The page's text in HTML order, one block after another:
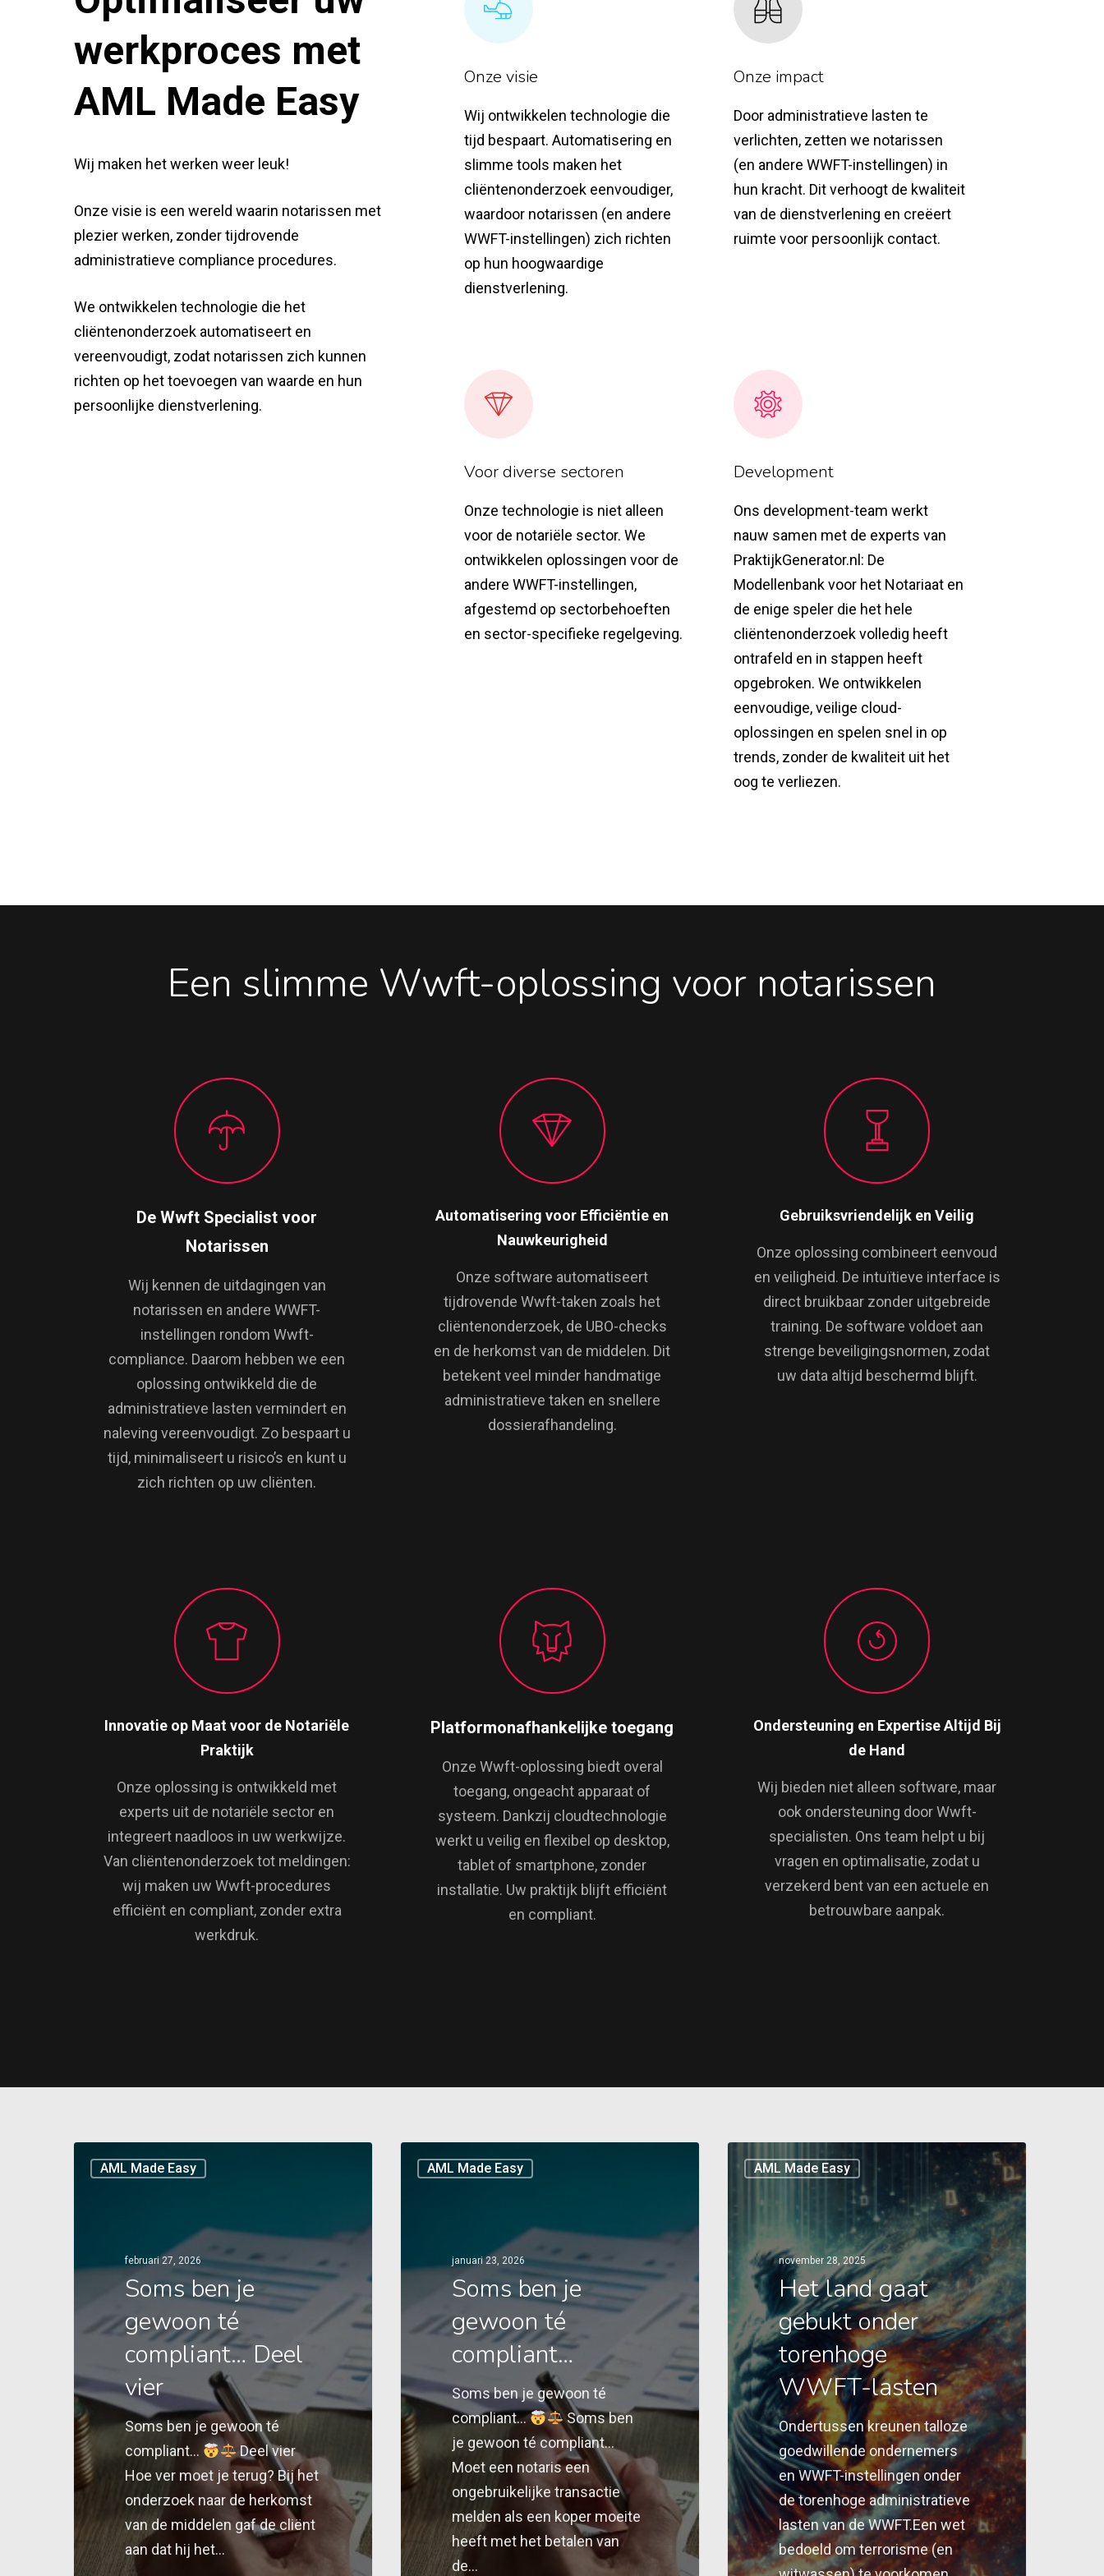
werkproces met
AML Made Easy
Wij maken het werken weer leuk!
Onze visie is een wereld waarin notarissen met
plezier werken, zonder tijdrovende
administratieve compliance procedures.
We ontwikkelen technologie die het
cliëntenonderzoek automatiseert en
vereenvoudigt, zodat notarissen zich kunnen
richten op het toevoegen van waarde en hun
persoonlijke dienstverlening.
Onze visie
Wij ontwikkelen technologie die
tijd bespaart. Automatisering en
slimme tools maken het
cliëntenonderzoek eenvoudiger,
waardoor notarissen (en andere
WWFT-instellingen) zich richten
op hun hoogwaardige
dienstverlening.
Onze impact
Door administratieve lasten te
verlichten, zetten we notarissen
(en andere WWFT-instellingen) in
hun kracht. Dit verhoogt de kwaliteit
van de dienstverlening en creëert
ruimte voor persoonlijk contact.
Voor diverse sectoren
Onze technologie is niet alleen
voor de notariële sector. We
ontwikkelen oplossingen voor de
andere WWFT-instellingen,
afgestemd op sectorbehoeften
en sector-specifieke regelgeving.
Development
Ons development-team werkt
nauw samen met de experts van
PraktijkGenerator.nl: De
Modellenbank voor het Notariaat en
de enige speler die het hele
cliëntenonderzoek volledig heeft
ontrafeld en in stappen heeft
opgebroken. We ontwikkelen
eenvoudige, veilige cloud-
oplossingen en spelen snel in op
trends, zonder de kwaliteit uit het
oog te verliezen.
Een slimme Wwft-oplossing voor notarissen
De Wwft Specialist voor
Notarissen
Wij kennen de uitdagingen van
notarissen en andere WWFT-
instellingen rondom Wwft-
compliance. Daarom hebben we een
oplossing ontwikkeld die de
administratieve lasten vermindert en
naleving vereenvoudigt. Zo bespaart u
tijd, minimaliseert u risico’s en kunt u
zich richten op uw cliënten.
Automatisering voor Efficiëntie en
Nauwkeurigheid
Onze software automatiseert
tijdrovende Wwft-taken zoals het
cliëntenonderzoek, de UBO-checks
en de herkomst van de middelen. Dit
betekent veel minder handmatige
administratieve taken en snellere
dossierafhandeling.
Gebruiksvriendelijk en Veilig
Onze oplossing combineert eenvoud
en veiligheid. De intuïtieve interface is
direct bruikbaar zonder uitgebreide
training. De software voldoet aan
strenge beveiligingsnormen, zodat
uw data altijd beschermd blijft.
Innovatie op Maat voor de Notariële
Praktijk
Onze oplossing is ontwikkeld met
experts uit de notariële sector en
integreert naadloos in uw werkwijze.
Van cliëntenonderzoek tot meldingen:
wij maken uw Wwft-procedures
efficiënt en compliant, zonder extra
werkdruk.
Platformonafhankelijke toegang
Onze Wwft-oplossing biedt overal
toegang, ongeacht apparaat of
systeem. Dankzij cloudtechnologie
werkt u veilig en flexibel op desktop,
tablet of smartphone, zonder
installatie. Uw praktijk blijft efficiënt
en compliant.
Ondersteuning en Expertise Altijd Bij
de Hand
Wij bieden niet alleen software, maar
ook ondersteuning door Wwft-
specialisten. Ons team helpt u bij
vragen en optimalisatie, zodat u
verzekerd bent van een actuele en
betrouwbare aanpak.
AML Made Easy
februari 27, 2026
Soms ben je
gewoon té
compliant… Deel
vier
Soms ben je gewoon té
compliant…
Deel vier
Hoe ver moet je terug? Bij het
onderzoek naar de herkomst
van de middelen gaf de cliënt
aan dat hij het…
AML Made Easy
januari 23, 2026
Soms ben je
gewoon té
compliant…
Soms ben je gewoon té
compliant…
Soms ben
je gewoon té compliant…
Moet een notaris een
ongebruikelijke transactie
melden als een koper moeite
heeft met het betalen van
de…
AML Made Easy
november 28, 2025
Het land gaat
gebukt onder
torenhoge
WWFT-lasten
Ondertussen kreunen talloze
goedwillende ondernemers
en WWFT-instellingen onder
de torenhoge administratieve
lasten van de WWFT.Een wet
bedoeld om terrorisme (en